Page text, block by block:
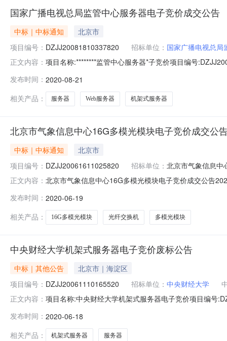
国家广播电视总局监管中心服务器电子竞价成交公告
中标｜中标通知
北京市
项目编号： DZJJ20081810337820 招标单位： 国家广播电视总局
正文内容： 项目名称:********监管中心服务器*子竞价项目编号
布后3个工作日内签署合同售后服务要求售后服务网点：
发布时间： 2020-08-21
相关产品：
服务器 Web服务器 机架式服务器
北京市气象信息中心16G多模光模块电子竞价成交公
中标｜中标通知
北京市
项目编号： DZJJ20061611025820 招标单位： 北京市气象信息中
正文内容： 北京市气象信息中心16G多模光模块电子竞价成交公告
地点：北京市市辖区海淀区四季青桥东北京市突发事件
发布时间： 2020-06-19
相关产品：
16G多模光模块 光纤交换机 多模光模块
中央财经大学机架式服务器电子竞价废标公告
中标｜其他公告
北京市｜海淀区
项目编号： DZJJ20061110165520 招标单位： 中央财经大学
正文内容： 项目名称:中央财经大学机架式服务器电子竞价项目编号
内签署合同售后服务要求售后服务网点：当地售后服务
发布时间： 2020-06-18
相关产品：
机架式服务器 服务器